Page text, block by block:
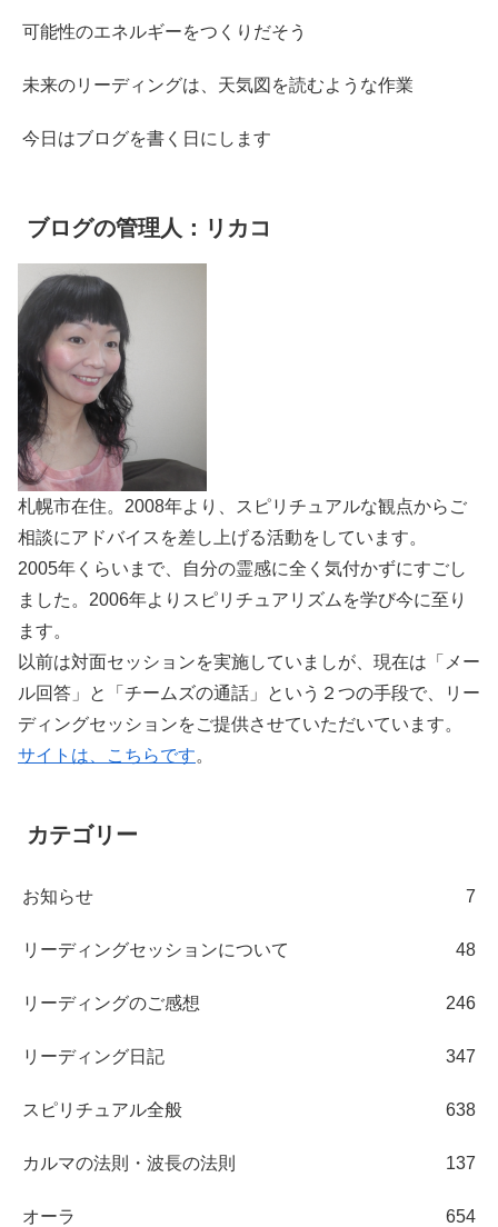
可能性のエネルギーをつくりだそう
未来のリーディングは、天気図を読むような作業
今日はブログを書く日にします
ブログの管理人：リカコ
札幌市在住。2008年より、スピリチュアルな観点からご
相談にアドバイスを差し上げる活動をしています。
2005年くらいまで、自分の霊感に全く気付かずにすごし
ました。2006年よりスピリチュアリズムを学び今に至り
ます。
以前は対面セッションを実施していましが、現在は「メー
ル回答」と「チームズの通話」という２つの手段で、リー
ディングセッションをご提供させていただいています。
サイトは、こちらです。
カテゴリー
お知らせ 7
リーディングセッションについて 48
リーディングのご感想 246
リーディング日記 347
スピリチュアル全般 638
カルマの法則・波長の法則 137
オーラ 654